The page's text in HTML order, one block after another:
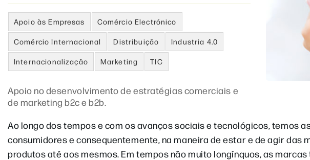
Apoio às Empresas Comércio Electrónico
Comércio Internacional Distribuição Industria 4.0
Internacionalização Marketing TIC
Apoio no desenvolvimento de estratégias comerciais e
de marketing b2c e b2b.
Ao longo dos tempos e com os avanços sociais e tecnológicos, temos
consumidores e consequentemente, na maneira de estar e de agir das
produtos até aos mesmos. Em tempos não muito longínquos, as